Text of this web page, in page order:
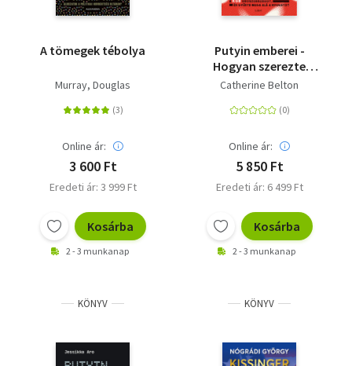
A tömegek tébolya
Murray, Douglas
Online ár:
3 600 Ft
Eredeti ár: 3 999 Ft
Kosárba
2 - 3 munkanap
Putyin emberei -
Hogyan szerezte
vissza a KGB
gyűrte maga alá a
Catherine Belton
Online ár:
5 850 Ft
Eredeti ár: 6 499 Ft
Kosárba
2 - 3 munkanap
KÖNYV KÖNYV